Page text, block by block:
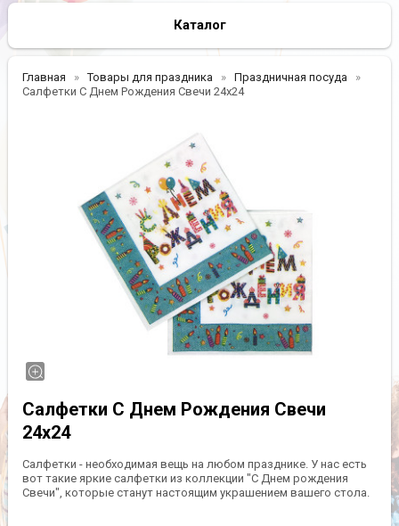
Каталог
Главная Товары для праздника
Праздничная посуда
Салфетки С Днем Рождения Свечи 24х24
Салфетки С Днем Рождения Свечи
24х24
Салфетки - необходимая вещь на любом празднике. У нас есть
вот такие яркие салфетки из коллекции "С Днем рождения
Свечи", которые станут настоящим украшением вашего стола.